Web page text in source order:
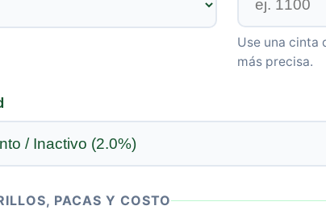
Use una cinta
más precisa.
PACAS Y COSTO